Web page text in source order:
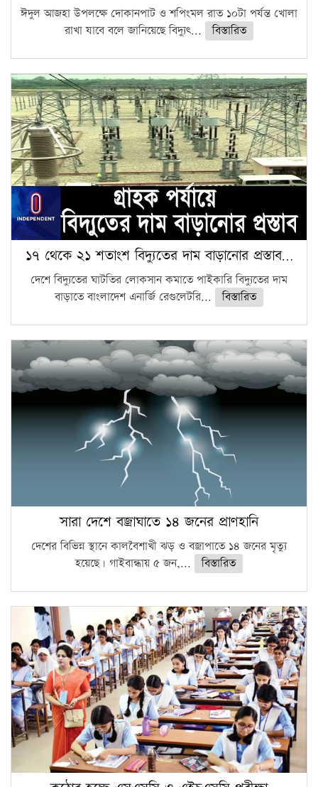
ঈদুল আজহা উপলক্ষে দোকানপাট ও শপিংমল রাত ১০টা পর্যন্ত খোলা
রাখা যাবে বলে জানিয়েছে বিদ্যুৎ...
বিস্তারিত
১৭ থেকে ২১ শতাংশ বিদ্যুতের দাম বাড়ানোর প্রস্তাব…
দেশে বিদ্যুতের ঘাটতির লোকসান কমাতে পাইকারি বিদ্যুতের দাম
বাড়াতে বাংলাদেশ এনার্জি রেগুলেটরি...
বিস্তারিত
সারা দেশে বজ্রাঘাতে ১৪ জনের প্রাণহানি
দেশের বিভিন্ন স্থানে কালবৈশাখী ঝড় ও বজ্রাপাতে ১৪ জনের মৃত্যু
হয়েছে। গাইবান্ধায় ৫ জন,...
বিস্তারিত